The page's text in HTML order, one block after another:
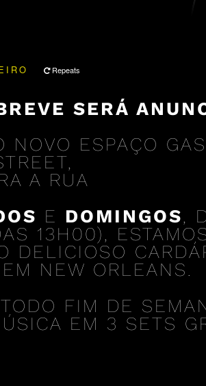
Repeats
SERÁ
NOVO ESPAÇO
A RUA
E DOMINGOS,
13H00),
DELICIOSO
NEW ORLEANS.
FIM DE
EM 3 SETS